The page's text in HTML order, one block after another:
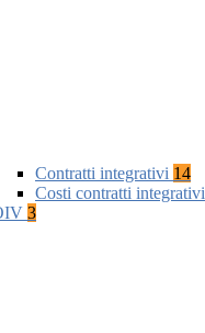
Contratti integrativi 14
Costi contratti integrativi
3